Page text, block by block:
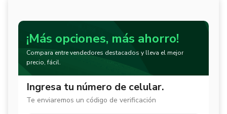
¡Más opciones, más ahorro!
Compara entre vendedores destacados y lleva el mejor
precio, fácil.
Ingresa tu número de celular.
Te enviaremos un código de verificación